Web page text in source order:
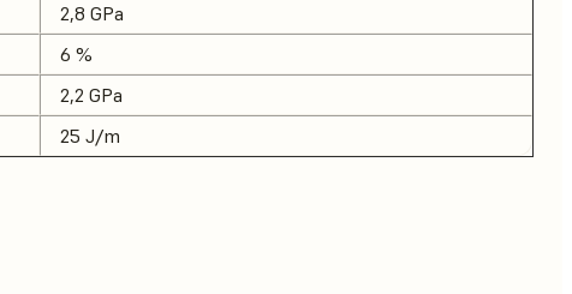
2,8 GPa
6 %
2,2 GPa
25 J/m